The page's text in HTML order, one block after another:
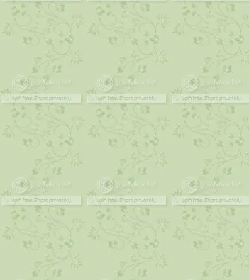
“Your happiness makes me happy - อยากเห็นเธอ
มีความสุข”
“จงเข้มแข็งเสมอ ยิ้มรับกับทุกสิ่ง เป็นกำลังใจให้
เสมอ” - - - เพราะฉันยังมีเธอ - - -
"เพราะเรายังมองพระจันทร์ดวงเดียวกัน"
เนื่องในโอกาสพิเศษ... ที่เรามีอยู่ด้วยกัน ทุกวัน
ความสุข-วันสุข \\อัตตา- อนัตตา ตัวเรา ของ
คร?//
เกิดขึ้น มีอยู่ เพื่อดับไป : )